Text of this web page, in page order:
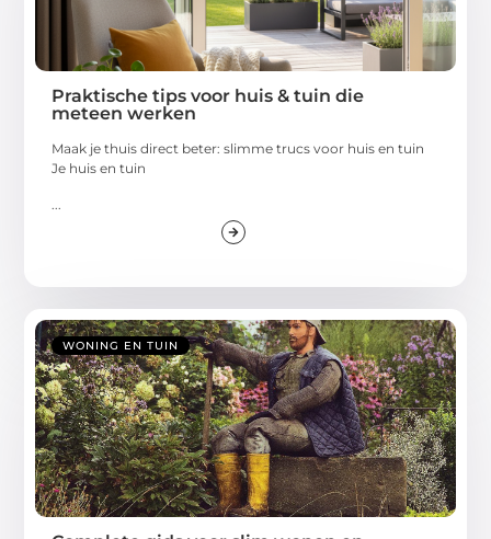
Praktische tips voor huis & tuin die
meteen werken
Maak je thuis direct beter: slimme trucs voor huis en tuin
Je huis en tuin
WONING EN TUIN